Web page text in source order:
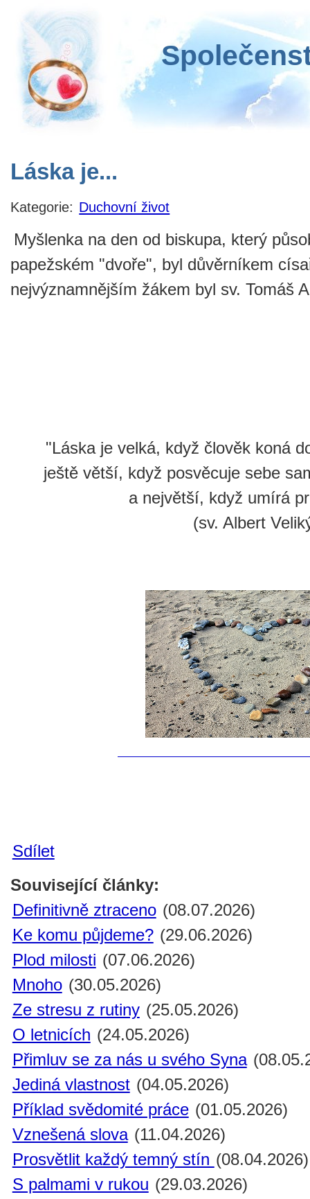
Láska je...
Kategorie: Duchovní život
Myšlenka na den od biskupa, který
papežském "dvoře", byl důvěrníkem
nejvýznamnějším žákem byl sv. Tomáš
"Láska je velká, když člověk koná
ještě větší, když posvěcuje sebe
a největší, když umírá
(sv. Albert
Sdílet
Související články:
Definitivně ztraceno (08.07.2026)
Ke komu půjdeme? (29.06.2026)
Plod milosti (07.06.2026)
Mnoho (30.05.2026)
Ze stresu z rutiny (25.05.2026)
O letnicích (24.05.2026)
Přimluv se za nás u svého Syna
Jediná vlastnost (04.05.2026)
Příklad svědomité práce (01.05.2026)
Vznešená slova (11.04.2026)
Prosvětlit každý temný stín (08.04.2026)
S palmami v rukou (29.03.2026)